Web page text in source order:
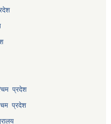
प्रदेश
प्रदेश